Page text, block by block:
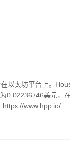
以太坊平台上。
0.02236746美元，
www.hpp.io/.